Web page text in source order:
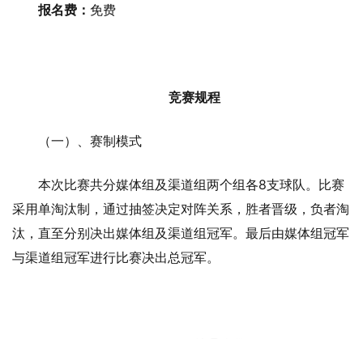
报名费： 免费
竞赛规程
（一）、赛制模式
本次比赛共分媒体组及渠道组两个组各8支球队。比赛
采用单淘汰制，通过抽签决定对阵关系，胜者晋级，负者淘
汰，直至分别决出媒体组及渠道组冠军。最后由媒体组冠军
与渠道组冠军进行比赛决出总冠军。